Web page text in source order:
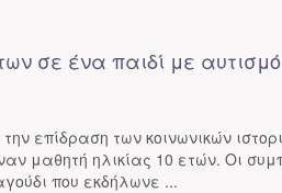
σε ένα παιδί με
επίδραση των κοινωνικών
μαθητή ηλικίας 10 ετών. Οι
που εκδήλωνε ...